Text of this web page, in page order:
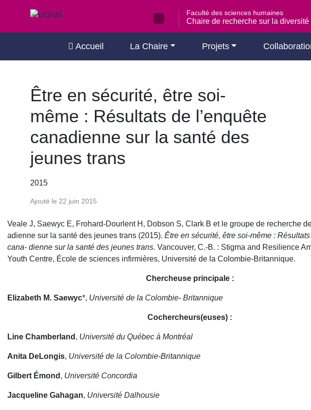
Faculté des sciences humaines
Chaire de recherche sur la
Accueil La Chaire Projets
Être en sécurité, être soi-
même : Résultats de l’enquête
canadienne sur la santé des
jeunes trans
2015
Ajouté le 22 juin 2015
Veale J, Saewyc E, Frohard-Dourlent H, Dobson S, Clark B et le groupe de recherche
adienne sur la santé des jeunes trans (2015). Être en sécurité, être soi-même :
cana- dienne sur la santé des jeunes trans. Vancouver, C.-B. : Stigma and Resilience
Youth Centre, École de sciences infirmières, Université de la Colombie-Britannique.
Chercheuse principale :
Elizabeth M. Saewyc*, Université de la Colombie- Britannique
Cochercheurs(euses) :
Line Chamberland , Université du Québec à Montréal
Anita DeLongis, Université de la Colombie-Britannique
Gilbert Émond , Université Concordia
Jacqueline Gahagan, Université Dalhousie